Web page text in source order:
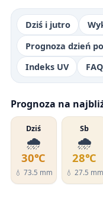
Dziś i jutro
Prognoza dzień
Indeks UV
FAQ
Prognoza na
Dziś
🌧️
30℃
💧 73.5 mm
Sb
🌧️
28℃
💧 27.5 mm